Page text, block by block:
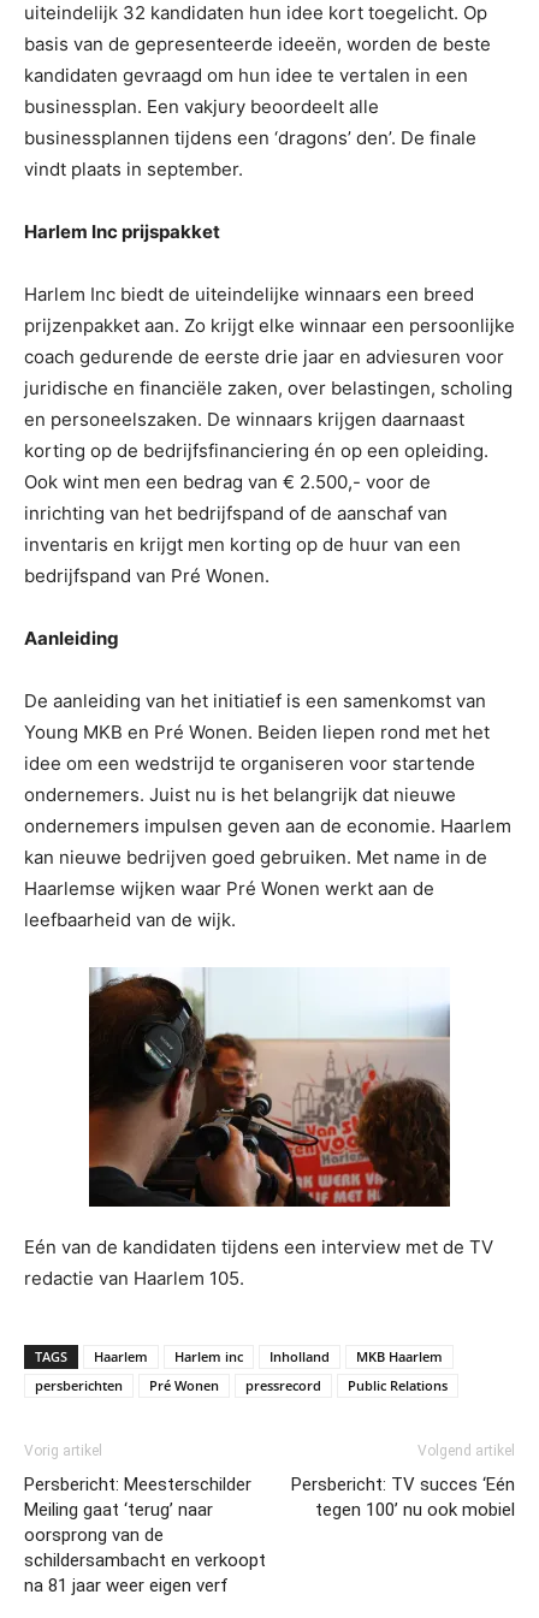
uiteindelijk 32 kandidaten hun idee kort toegelicht. Op
basis van de gepresenteerde ideeën, worden de beste
kandidaten gevraagd om hun idee te vertalen in een
businessplan. Een vakjury beoordeelt alle
businessplannen tijdens een ‘dragons’ den’. De finale
vindt plaats in september.
Harlem Inc prijspakket
Harlem Inc biedt de uiteindelijke winnaars een breed
prijzenpakket aan. Zo krijgt elke winnaar een persoonlijke
coach gedurende de eerste drie jaar en adviesuren voor
juridische en financiële zaken, over belastingen, scholing
en personeelszaken. De winnaars krijgen daarnaast
korting op de bedrijfsfinanciering én op een opleiding.
Ook wint men een bedrag van € 2.500,- voor de
inrichting van het bedrijfspand of de aanschaf van
inventaris en krijgt men korting op de huur van een
bedrijfspand van Pré Wonen.
Aanleiding
De aanleiding van het initiatief is een samenkomst van
Young MKB en Pré Wonen. Beiden liepen rond met het
idee om een wedstrijd te organiseren voor startende
ondernemers. Juist nu is het belangrijk dat nieuwe
ondernemers impulsen geven aan de economie. Haarlem
kan nieuwe bedrijven goed gebruiken. Met name in de
Haarlemse wijken waar Pré Wonen werkt aan de
leefbaarheid van de wijk.
Eén van de kandidaten tijdens een interview met de TV
redactie van Haarlem 105.
TAGS Haarlem Harlem inc Inholland
MKB Haarlem
persberichten
Pré Wonen pressrecord Public Relations
Vorig artikel
Persbericht: Meesterschilder
Meiling gaat ‘terug’ naar
oorsprong van de
schildersambacht en verkoopt
na 81 jaar weer eigen verf
Volgend artikel
Persbericht: TV succes ‘Eén
tegen 100’ nu ook mobiel